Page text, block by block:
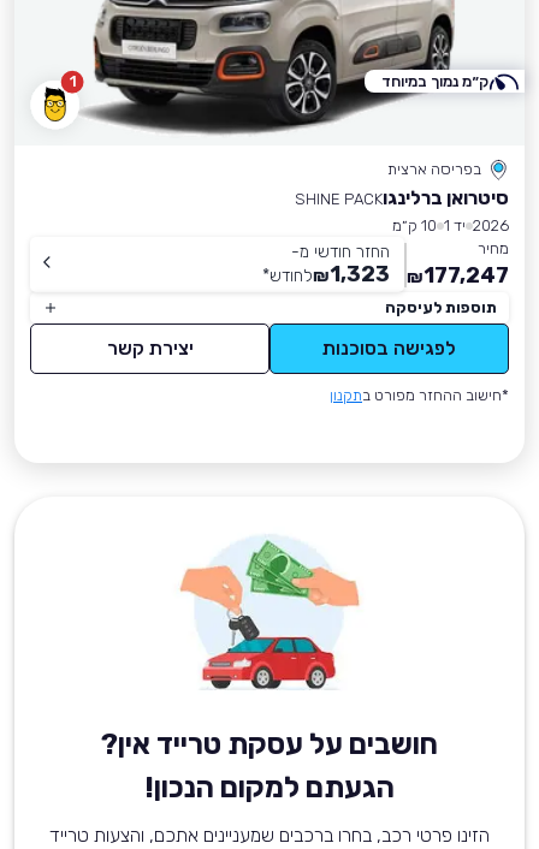
1
בפריסה ארצית
סיטרואן ברלינגוSHINE PACK
2026 יד 1
10 ק״מ
מחיר
177,247
₪
החזר חודשי מ-
1,323
₪לחודש*
תוספות לעיסקה
לפגישה בסוכנות יצירת קשר
*חישוב ההחזר מפורט בתקנון
ק״מ נמוך במיוחד
חושבים על עסקת טרייד אין?
הגעתם למקום הנכון!
הזינו פרטי רכב, בחרו ברכבים שמעניינים אתכם, והצעות טרייד